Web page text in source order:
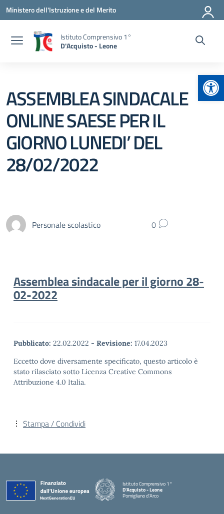
Vai ai contenuti
Vai al menu di navigazione
Vai al footer
Ministero dell'Istruzione e del Merito
Istituto Comprensivo 1°
D'Acquisto - Leone
ASSEMBLEA SINDACALE
ONLINE SAESE PER IL
GIORNO LUNEDI’ DEL
28/02/2022
Personale scolastico 0
Assemblea sindacale per il giorno 28-
02-2022
Pubblicato: 22.02.2022 - Revisione: 17.04.2023
Eccetto dove diversamente specificato, questo articolo è
stato rilasciato sotto Licenza Creative Commons
Attribuzione 4.0 Italia.
Stampa / Condividi
Istituto Comprensivo 1°
D'Acquisto - Leone
Pomigliano d'Arco
— Visita la pagina iniziale della scuola